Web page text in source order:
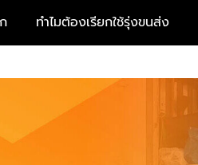
ทำไมต้องเรียกใช้รุ่งขนส่ง